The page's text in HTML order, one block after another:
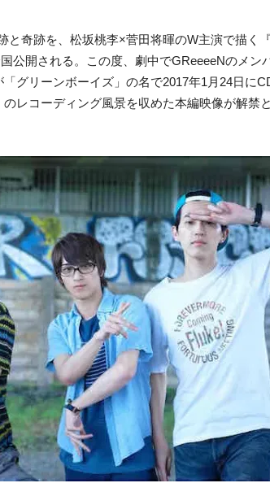
と奇跡を、松坂桃李×菅田将暉のW主演で描く『
公開される。この度、劇中でGReeeeNのメン
グリーンボーイズ」の名で2017年1月24日に
レコーディング風景を収めた本編映像が解禁